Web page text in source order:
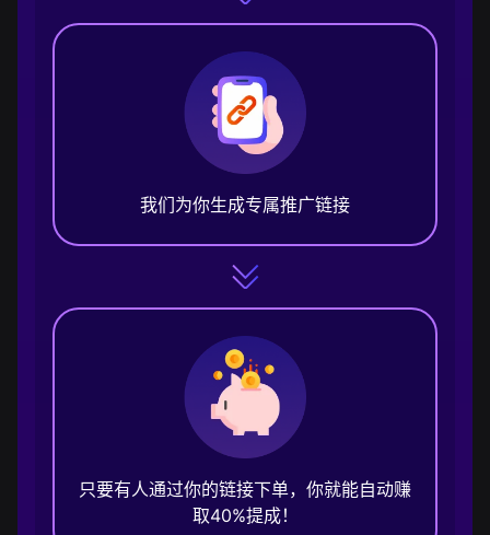
我们为你生成专属推广链接
只要有人通过你的链接下单，你就能自动赚
取40%提成！